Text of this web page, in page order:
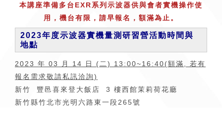
本講座準備多台EXR系列示波器供與會者實機操作使
用，機台有限，請早報名，額滿為止。
2023年度示波器實機量測研習營活動時間與
地點
2023 年 03 月 14 日 (二) 13:00~16:40(額滿, 若有
報名需求敬請私訊洽詢)
新竹 豐邑喜來登大飯店 3 樓西館茉莉荷花廳
新竹縣竹北市光明六路東一段265號